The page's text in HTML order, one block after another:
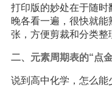
打印版的妙处在于随
晚各看一遍，很快就
张，方便剪裁和分类整
二、元素周期表的“点
说到高中化学，怎么能